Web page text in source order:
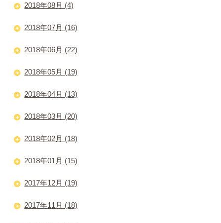
2018年08月 (4)
2018年07月 (16)
2018年06月 (22)
2018年05月 (19)
2018年04月 (13)
2018年03月 (20)
2018年02月 (18)
2018年01月 (15)
2017年12月 (19)
2017年11月 (18)